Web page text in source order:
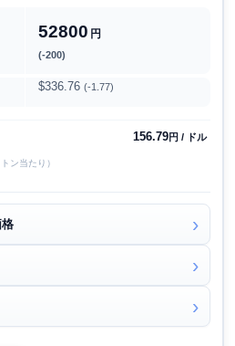
52800 円
(-200)
$336.76 (-1.77)
156.79円 / ドル
ン当たり）